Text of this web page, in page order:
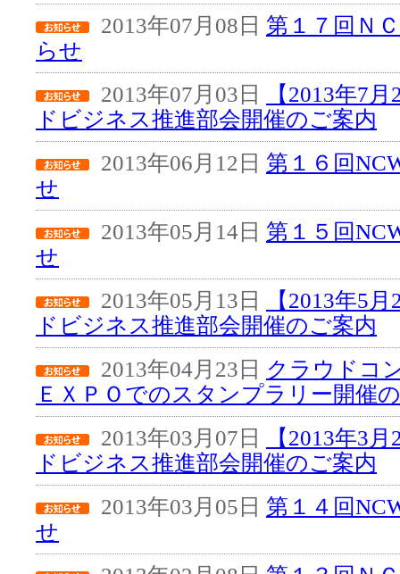
2013年07月08日 第１７回Ｎ
らせ
2013年07月03日
【2013年7
ドビジネス推進部会開催のご案内
2013年06月12日 第１６回
せ
2013年05月14日 第１５回
せ
2013年05月13日
【2013年5
ドビジネス推進部会開催のご案内
2013年04月23日 クラウドコ
ＥＸＰＯでのスタンプラリー開催
2013年03月07日
【2013年3
ドビジネス推進部会開催のご案内
2013年03月05日 第１４回
せ